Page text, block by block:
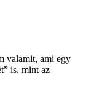
valamit, ami egy
is, mint az